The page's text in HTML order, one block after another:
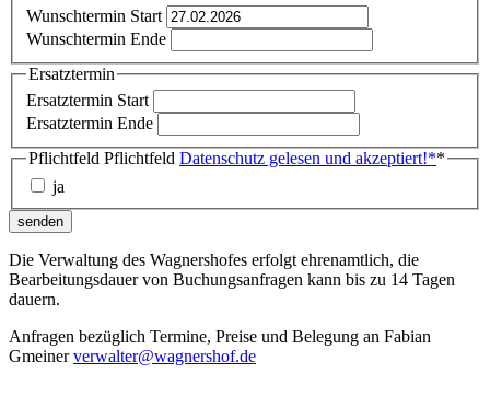
Wunschtermin Start
Wunschtermin Ende
Ersatztermin
Ersatztermin Start
Ersatztermin Ende
Pflichtfeld Pflichtfeld Datenschutz gelesen und akzeptiert!**
ja
senden
Die Verwaltung des Wagnershofes erfolgt ehrenamtlich, die
Bearbeitungsdauer von Buchungsanfragen kann bis zu 14 Tagen
dauern.
Anfragen bezüglich Termine, Preise und Belegung an Fabian
Gmeinerverwalter@wagnershof.de